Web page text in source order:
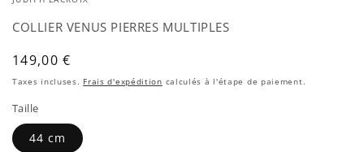
COLLIER VENUS PIERRES MULTIPLES
Prix
habituel
149,00 €
Taxes incluses. Frais d'expédition calculés à l'étape de paiement.
Taille
44 cm